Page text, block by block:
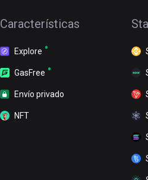
Características
Explore
GasFree
Envío privado
NFT